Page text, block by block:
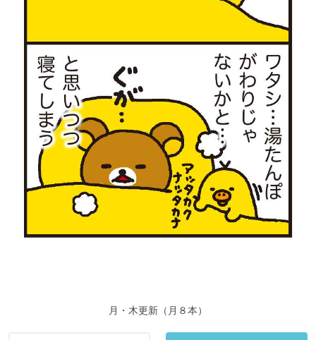
月・木更新（月８本）